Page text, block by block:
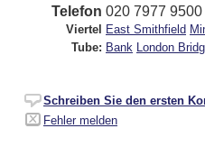
Telefon 020 7977 9500
Viertel East Smithfield
Tube: Bank London
Schreiben Sie den ersten
Fehler melden